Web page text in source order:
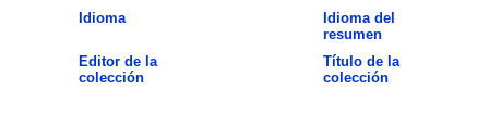
Idioma
Idioma del
resumen
Editor de la
colección
Título de la
colección